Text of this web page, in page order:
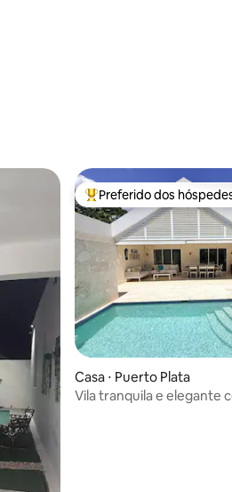
Entre os melhores
Preferido dos
Casa ⋅ Puerto Plata
Vila tranquila e elegante